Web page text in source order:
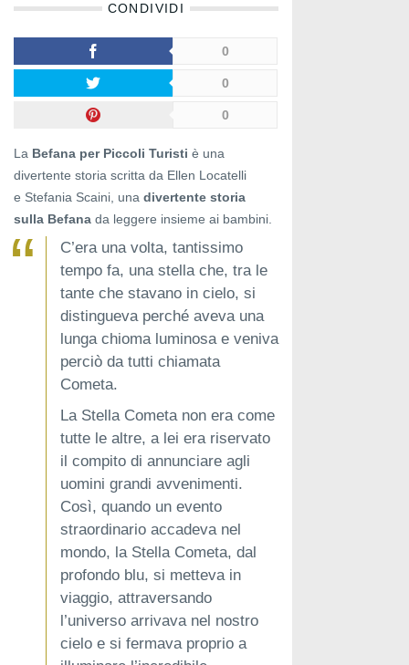
CONDIVIDI
0
0
0
La Befana per Piccoli Turisti è una
divertente storia scritta da Ellen Locatelli
e Stefania Scaini, una divertente storia
sulla Befana da leggere insieme ai bambini.
C’era una volta, tantissimo
tempo fa, una stella che, tra le
tante che stavano in cielo, si
distingueva perché aveva una
lunga chioma luminosa e veniva
perciò da tutti chiamata
Cometa.
La Stella Cometa non era come
tutte le altre, a lei era riservato
il compito di annunciare agli
uomini grandi avvenimenti.
Così, quando un evento
straordinario accadeva nel
mondo, la Stella Cometa, dal
profondo blu, si metteva in
viaggio, attraversando
l’universo arrivava nel nostro
cielo e si fermava proprio a